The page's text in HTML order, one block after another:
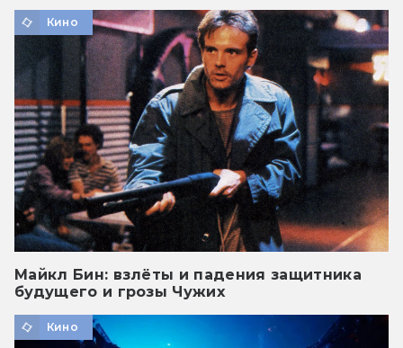
Кино
Майкл Бин: взлёты и падения защитника
будущего и грозы Чужих
Кино